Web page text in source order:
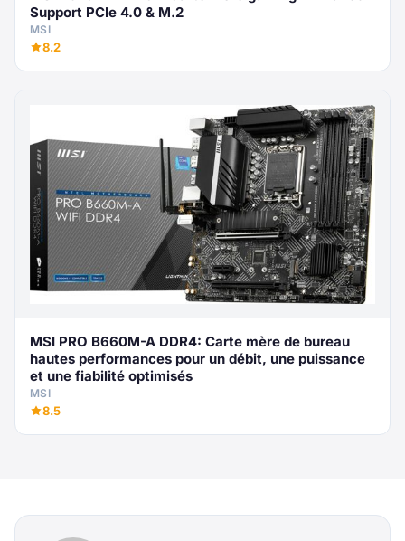
Support PCIe 4.0 & M.2
MSI
8.2
MSI PRO B660M-A DDR4: Carte mère de bureau
hautes performances pour un débit, une puissance
et une fiabilité optimisés
MSI
8.5